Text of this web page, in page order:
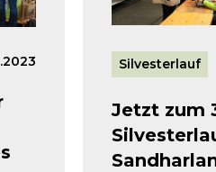
Silvesterlauf
Jetzt zum